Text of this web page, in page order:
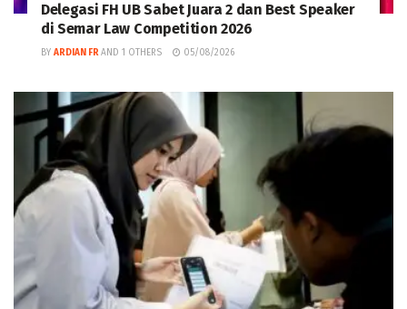
Delegasi FH UB Sabet Juara 2 dan Best Speaker
di Semar Law Competition 2026
BY ARDIAN FR AND 1 OTHERS 05/08/2026